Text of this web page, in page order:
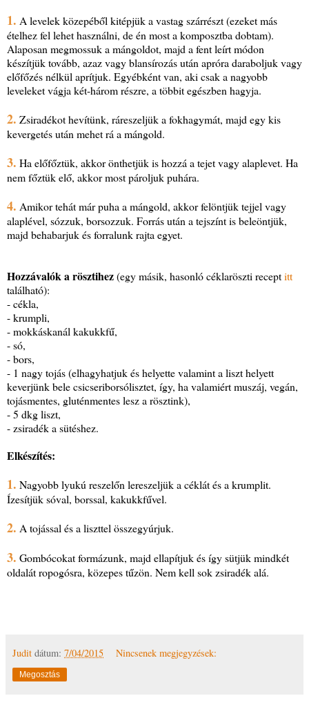
1. A levelek közepéből kitépjük a vastag szárrészt (ezeket más
ételhez fel lehet használni, de én most a komposztba dobtam).
Alaposan megmossuk a mángoldot, majd a fent leírt módon
készítjük tovább, azaz vagy blansírozás után apróra daraboljuk vagy
előfőzés nélkül aprítjuk. Egyébként van, aki csak a nagyobb
leveleket vágja két-három részre, a többit egészben hagyja.
2. Zsiradékot hevítünk, ráreszeljük a fokhagymát, majd egy kis
kevergetés után mehet rá a mángold.
3. Ha előfőztük, akkor önthetjük is hozzá a tejet vagy alaplevet. Ha
nem főztük elő, akkor most pároljuk puhára.
4. Amikor tehát már puha a mángold, akkor felöntjük tejjel vagy
alaplével, sózzuk, borsozzuk. Forrás után a tejszínt is beleöntjük,
majd behabarjuk és forralunk rajta egyet.
Hozzávalók a rösztihez(egy másik, hasonló céklaröszti receptitt
található):
- cékla,
- krumpli,
- mokkáskanál kakukkfű,
- só,
- bors,
- 1 nagy tojás (elhagyhatjuk és helyette valamint a liszt helyett
keverjünk bele csicseriborsólisztet, így, ha valamiért muszáj, vegán,
tojásmentes, gluténmentes lesz a rösztink),
- 5 dkg liszt,
- zsiradék a sütéshez.
Elkészítés:
1. Nagyobb lyukú reszelőn lereszeljük a céklát és a krumplit.
Ízesítjük sóval, borssal, kakukkfűvel.
2. A tojással és a liszttel összegyúrjuk.
3. Gombócokat formázunk, majd ellapítjuk és így sütjük mindkét
oldalát ropogósra, közepes tűzön. Nem kell sok zsiradék alá.
Judit dátum: 7/04/2015 Nincsenek megjegyzések:
Megosztás